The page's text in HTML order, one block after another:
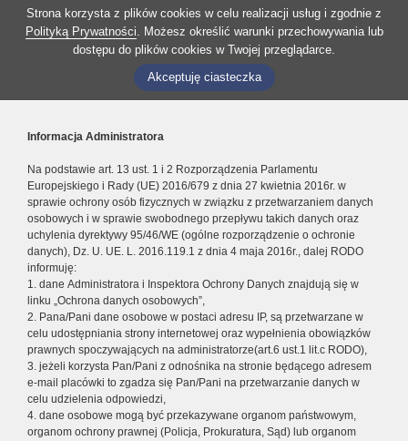
Strona korzysta z plików cookies w celu realizacji usług i zgodnie z
Polityką Prywatności. Możesz określić warunki przechowywania lub
dostępu do plików cookies w Twojej przeglądarce.
Akceptuję ciasteczka
Informacja Administratora
Na podstawie art. 13 ust. 1 i 2 Rozporządzenia Parlamentu
Europejskiego i Rady (UE) 2016/679 z dnia 27 kwietnia 2016r. w
sprawie ochrony osób fizycznych w związku z przetwarzaniem danych
osobowych i w sprawie swobodnego przepływu takich danych oraz
uchylenia dyrektywy 95/46/WE (ogólne rozporządzenie o ochronie
danych), Dz. U. UE. L. 2016.119.1 z dnia 4 maja 2016r., dalej RODO
informuję:
1. dane Administratora i Inspektora Ochrony Danych znajdują się w
linku „Ochrona danych osobowych”,
2. Pana/Pani dane osobowe w postaci adresu IP, są przetwarzane w
celu udostępniania strony internetowej oraz wypełnienia obowiązków
prawnych spoczywających na administratorze(art.6 ust.1 lit.c RODO),
3. jeżeli korzysta Pan/Pani z odnośnika na stronie będącego adresem
e-mail placówki to zgadza się Pan/Pani na przetwarzanie danych w
celu udzielenia odpowiedzi,
4. dane osobowe mogą być przekazywane organom państwowym,
organom ochrony prawnej (Policja, Prokuratura, Sąd) lub organom